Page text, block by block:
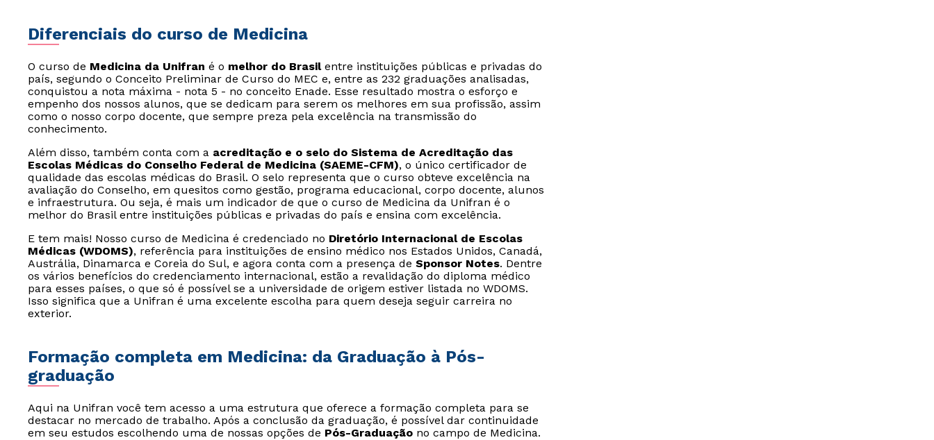
Diferenciais do curso de Medicina
O curso de Medicina da Unifran é o melhor do Brasilentre instituições públicas e privadas do
país, segundo o Conceito Preliminar de Curso do MEC e, entre as 232 graduações analisadas,
conquistou a nota máxima - nota 5 - no conceito Enade. Esse resultado mostra o esforço e
empenho dos nossos alunos, que se dedicam para serem os melhores em sua profissão, assim
como o nosso corpo docente, que sempre preza pela excelência na transmissão do
conhecimento.
Além disso, também conta com a acreditação e o selo do Sistema de Acreditação das
Escolas Médicas do Conselho Federal de Medicina (SAEME-CFM), o único certificador de
qualidade das escolas médicas do Brasil. O selo representa que o curso obteve excelência na
avaliação do Conselho, em quesitos como gestão, programa educacional, corpo docente, alunos
e infraestrutura. Ou seja, é mais um indicador de que o curso de Medicina da Unifran é o
melhor do Brasil entre instituições públicas e privadas do país e ensina com excelência.
E tem mais! Nosso curso de Medicina é credenciado no Diretório Internacional de Escolas
Médicas (WDOMS), referência para instituições de ensino médico nos Estados Unidos, Canadá,
Austrália, Dinamarca e Coreia do Sul, e agora conta com a presença de Sponsor Notes. Dentre
os vários benefícios do credenciamento internacional, estão a revalidação do diploma médico
para esses países, o que só é possível se a universidade de origem estiver listada no WDOMS.
Isso significa que a Unifran é uma excelente escolha para quem deseja seguir carreira no
exterior.
Formação completa em Medicina: da Graduação à Pós-
graduação
Aqui na Unifran você tem acesso a uma estrutura que oferece a formação completa para se
destacar no mercado de trabalho. Após a conclusão da graduação, é possível dar continuidade
em seu estudos escolhendo uma de nossas opções de Pós-Graduação no campo de Medicina.
Rápido e fácil
WhatsApp
ou
Estou de acordo com aPolítica de Privacidade.
autorizo que meus dados sejam utilizados para o
Rápido e fácil
WhatsApp
ou
Estou de acordo com aPolítica de Privacidade.
autorizo que meus dados sejam utilizados para o